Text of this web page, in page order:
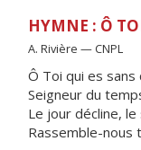
HYMNE : Ô
A. Rivière — CNPL
Ô Toi qui es sans
Seigneur du
Le jour décline,
Rassemble-nous